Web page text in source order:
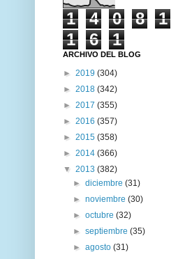
1 4 0 8
1
1
6 1
ARCHIVO DEL BLOG
► 2019 (304)
► 2018 (342)
► 2017 (355)
► 2016 (357)
► 2015 (358)
► 2014 (366)
▼ 2013 (382)
►diciembre(31)
►noviembre(30)
►octubre(32)
►septiembre(35)
►agosto(31)